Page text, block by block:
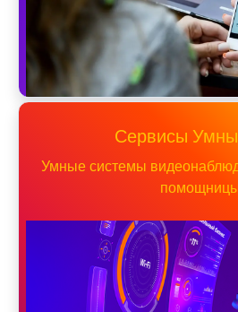
Сервисы
Умные системы